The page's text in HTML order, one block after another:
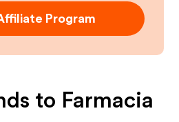
Program
to Farmacia